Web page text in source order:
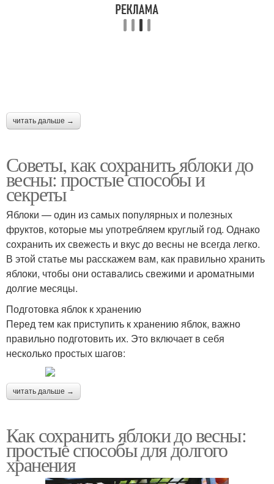
читать дальше →
Советы, как сохранить яблоки до
весны: простые способы и
секреты
Яблоки — один из самых популярных и полезных
фруктов, которые мы употребляем круглый год. Однако
сохранить их свежесть и вкус до весны не всегда легко.
В этой статье мы расскажем вам, как правильно хранить
яблоки, чтобы они оставались свежими и ароматными
долгие месяцы.
Подготовка яблок к хранению
Перед тем как приступить к хранению яблок, важно
правильно подготовить их. Это включает в себя
несколько простых шагов:
читать дальше →
Как сохранить яблоки до весны:
простые способы для долгого
хранения